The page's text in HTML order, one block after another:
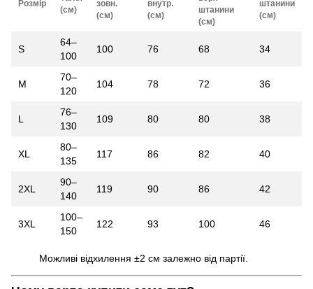
Розмір
(см)
зовн.
(см)
внутр.
(см)
штанини
(см)
штанини
(см)
S
64–
100
100 76 68 34
M
70–
120
104 78 72 36
L
76–
130
109 80 80 38
XL
80–
135
117 86 82 40
2XL
90–
140
119 90 86 42
3XL
100–
150
122 93 100 46
Можливі відхилення ±2 см залежно від партії.